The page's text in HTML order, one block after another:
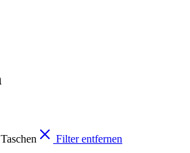
Filter entfernen